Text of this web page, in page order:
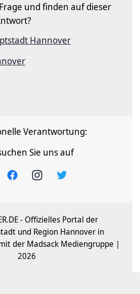
und finden auf dieser
Hannover
Verantwortung:
Sie uns auf
- Offizielles Portal der
und Region Hannover in
der Madsack Mediengruppe |
2026